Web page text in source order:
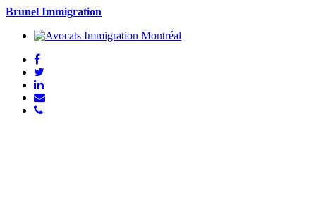
Brunel Immigration